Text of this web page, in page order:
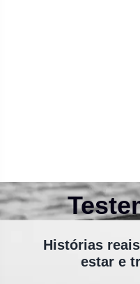
Histórias
estar e